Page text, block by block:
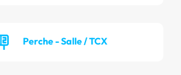
Perche - Salle / TCX